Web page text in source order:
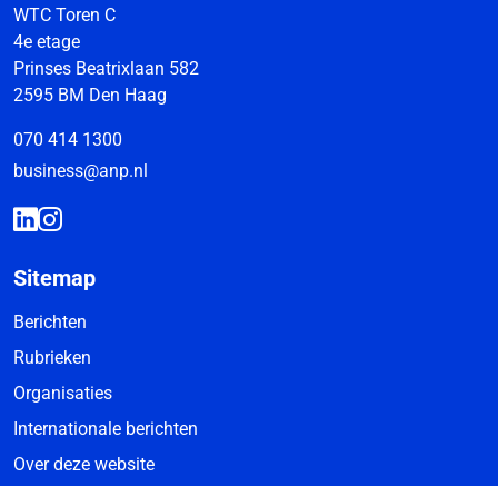
WTC Toren C
4e etage
Prinses Beatrixlaan 582
2595 BM Den Haag
070 414 1300
business@anp.nl
Sitemap
Berichten
Rubrieken
Organisaties
Internationale berichten
Over deze website